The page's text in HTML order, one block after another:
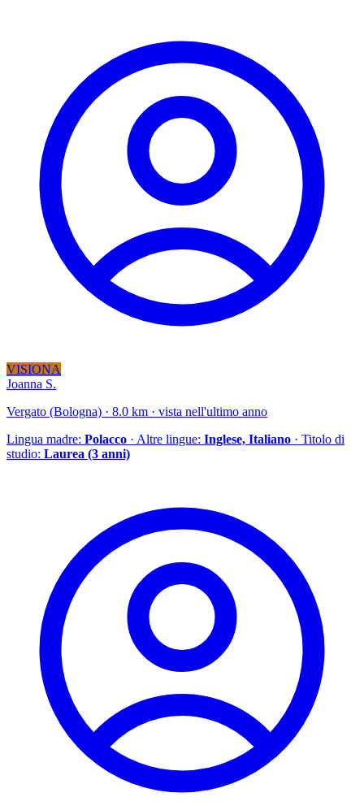
VISIONA
Joanna S.
Vergato (Bologna) · 8.0 km · vista nell'ultimo anno
Lingua madre: Polacco · Altre lingue: Inglese, Italiano · Titolo di
studio: Laurea (3 anni)